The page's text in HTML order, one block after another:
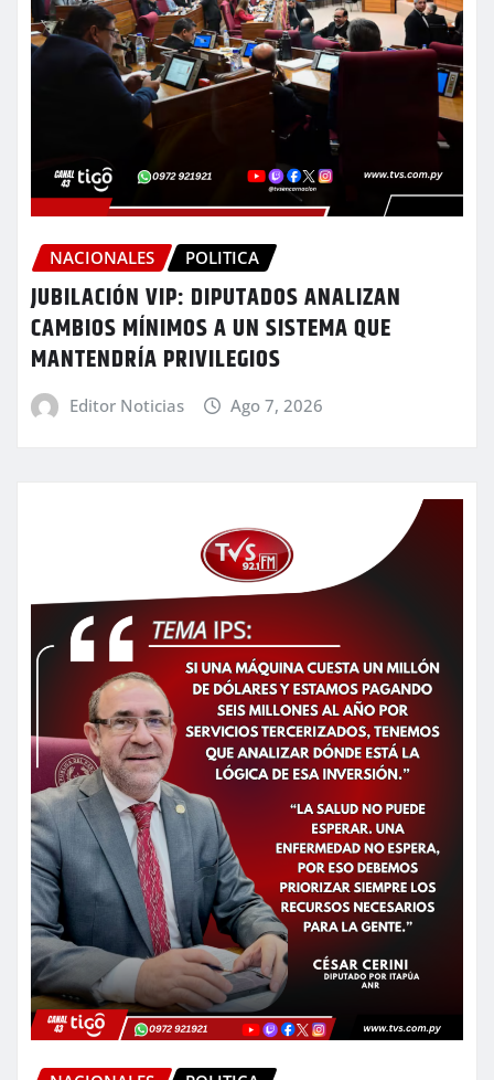
NACIONALES POLITICA
JUBILACIÓN VIP: DIPUTADOS ANALIZAN
CAMBIOS MÍNIMOS A UN SISTEMA QUE
MANTENDRÍA PRIVILEGIOS
Editor Noticias Ago 7, 2026